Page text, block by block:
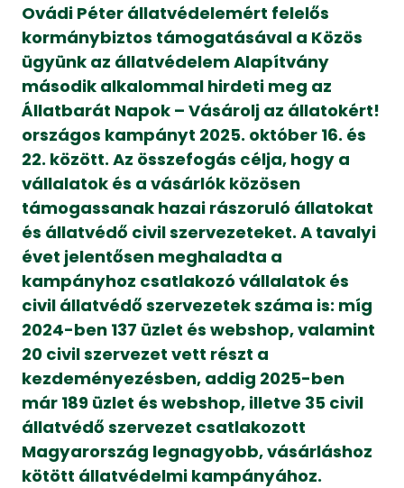
Ovádi Péter állatvédelemért felelős
kormánybiztos támogatásával a Közös
ügyünk az állatvédelem Alapítvány
második alkalommal hirdeti meg az
Állatbarát Napok – Vásárolj az állatokért!
országos kampányt 2025. október 16. és
22. között. Az összefogás célja, hogy a
vállalatok és a vásárlók közösen
támogassanak hazai rászoruló állatokat
és állatvédő civil szervezeteket. A tavalyi
évet jelentősen meghaladta a
kampányhoz csatlakozó vállalatok és
civil állatvédő szervezetek száma is: míg
2024-ben 137 üzlet és webshop, valamint
20 civil szervezet vett részt a
kezdeményezésben, addig 2025-ben
már 189 üzlet és webshop, illetve 35 civil
állatvédő szervezet csatlakozott
Magyarország legnagyobb, vásárláshoz
kötött állatvédelmi kampányához.